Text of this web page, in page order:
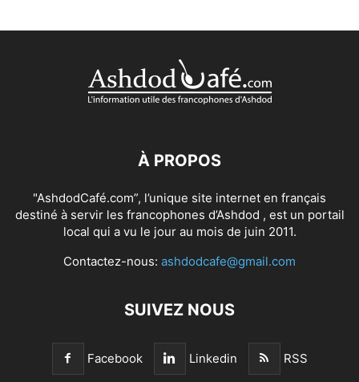
À PROPOS
"AshdodCafé.com”, l’unique site internet en français
destiné à servir les francophones d’Ashdod , est un portail
local qui a vu le jour au mois de juin 2011.
Contactez-nous: ashdodcafe@gmail.com
SUIVEZ NOUS
Facebook Linkedin RSS